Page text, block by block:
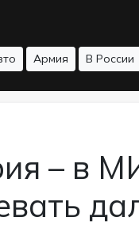
Армия В России
– в